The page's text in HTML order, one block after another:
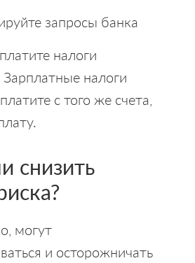
запросы банка
налоги
налоги
с того же счета,
снизить
могут
и осторожничать